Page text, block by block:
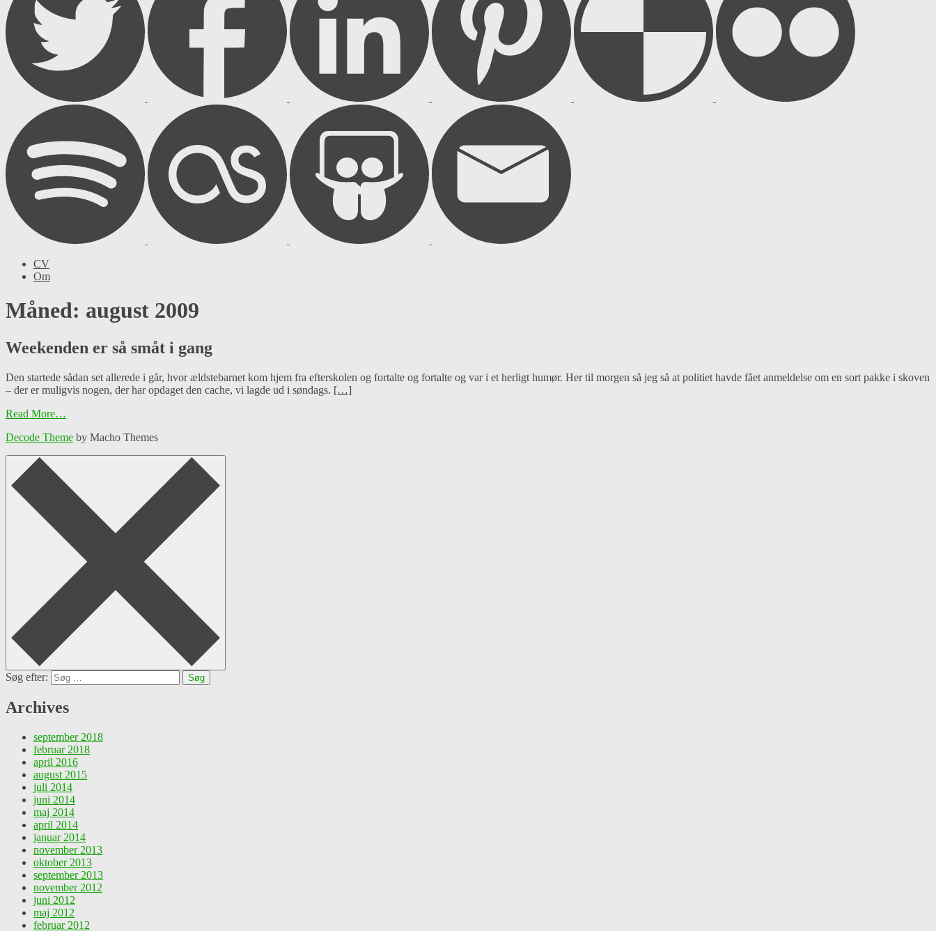
CV
Om
Måned: august 2009
Weekenden er så småt i gang
Den startede sådan set allerede i går, hvor ældstebarnet kom hjem fra efterskolen og fortalte og fortalte og var i et herligt humør. Her til morgen så jeg så at politiet havde fået anmeldelse om en sort pakke i skoven
– der er muligvis nogen, der har opdaget den cache, vi lagde ud i søndags. […]
Read More…
Decode Theme by Macho Themes
Søg efter:
Archives
september 2018
februar 2018
april 2016
august 2015
juli 2014
juni 2014
maj 2014
april 2014
januar 2014
november 2013
oktober 2013
september 2013
november 2012
juni 2012
maj 2012
februar 2012